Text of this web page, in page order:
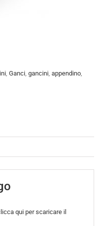
Ganci gancini appendino
qui per scaricare il